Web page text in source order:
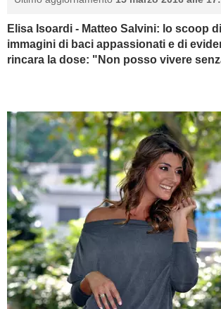
Elisa Isoardi - Matteo Salvini: lo scoop
immagini di baci appassionati e di
rincara la dose: "Non posso vivere